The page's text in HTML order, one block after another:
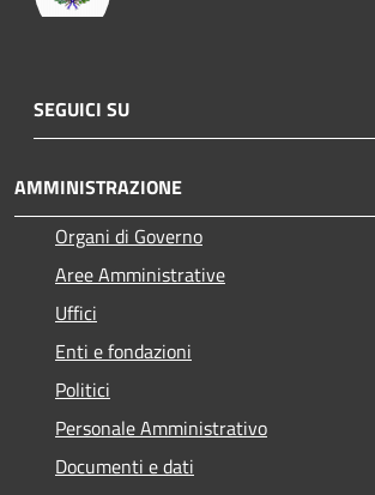
SEGUICI SU
AMMINISTRAZIONE
Organi di Governo
Aree Amministrative
Uffici
Enti e fondazioni
Politici
Personale Amministrativo
Documenti e dati